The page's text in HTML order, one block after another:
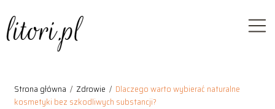
Strona główna / Zdrowie / Dlaczego warto wybierać naturalne
kosmetyki bez szkodliwych substancji?